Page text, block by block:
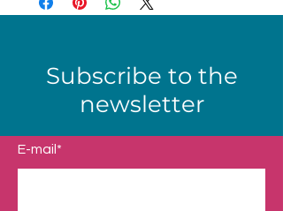
Subscribe to the
newsletter
E-mail*